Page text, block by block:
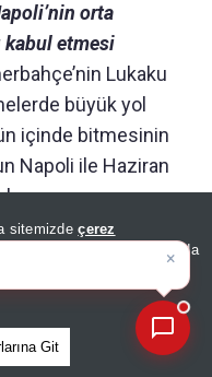
sitemizdeçerez
ve GDPR kapsamında
Git
orta
kabul etmesi
Lukaku
büyük yol
içinde bitmesinin
Napoli ile Haziran
yer alan 33
×